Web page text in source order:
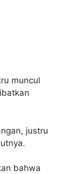
muncul
justru
bahwa